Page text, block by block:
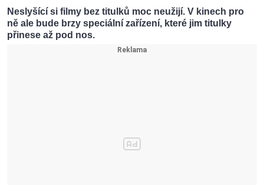
Neslyšící si filmy bez titulků moc neužijí. V kinech pro
ně ale bude brzy speciální zařízení, které jim titulky
přinese až pod nos.